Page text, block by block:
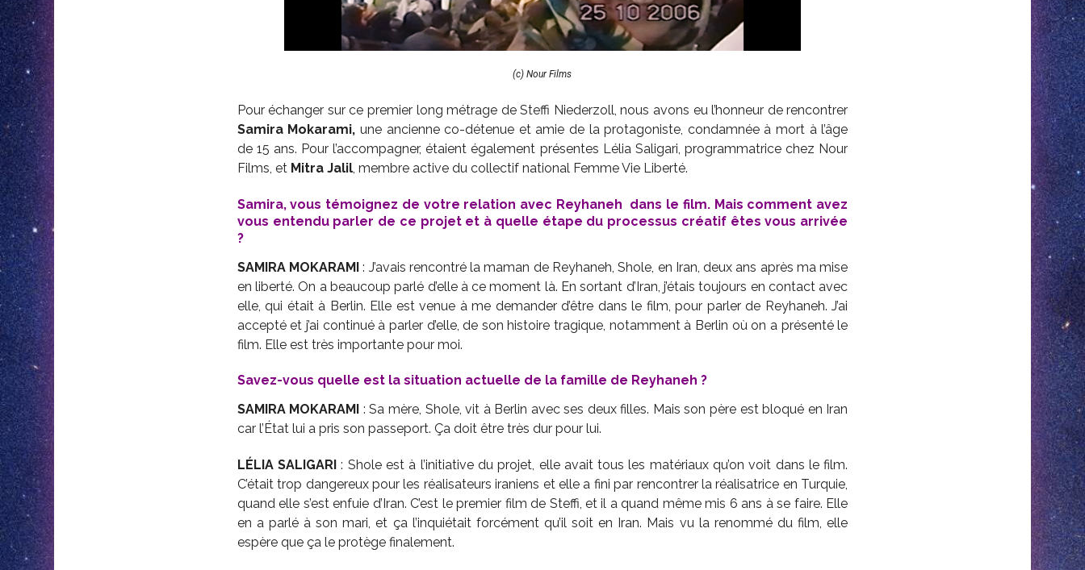
(c) Nour Films
Pour échanger sur ce premier long métrage de Steffi Niederzoll, nous avons eu l’honneur de rencontrer
Samira Mokarami, une ancienne co-détenue et amie de la protagoniste, condamnée à mort à l’âge
de 15 ans. Pour l’accompagner, étaient également présentes Lélia Saligari, programmatrice chez Nour
Films, et Mitra Jalil, membre active du collectif national Femme Vie Liberté.
Samira, vous témoignez de votre relation avec Reyhaneh dans le film. Mais comment avez
vous entendu parler de ce projet et à quelle étape du processus créatif êtes vous arrivée
?
SAMIRA MOKARAMI: J’avais rencontré la maman de Reyhaneh, Shole, en Iran, deux ans après ma mise
en liberté. On a beaucoup parlé d’elle à ce moment là. En sortant d’Iran, j’étais toujours en contact avec
elle, qui était à Berlin. Elle est venue à me demander d’être dans le film, pour parler de Reyhaneh. J’ai
accepté et j’ai continué à parler d’elle, de son histoire tragique, notamment à Berlin où on a présenté le
film. Elle est très importante pour moi.
Savez-vous quelle est la situation actuelle de la famille de Reyhaneh ?
SAMIRA MOKARAMI
: Sa mère, Shole, vit à Berlin avec ses deux filles. Mais son père est bloqué en Iran
car l’État lui a pris son passeport. Ça doit être très dur pour lui.
L É LIA SALIGARI : Shole est à l’initiative du projet, elle avait tous les matériaux qu’on voit dans le film.
C’était trop dangereux pour les réalisateurs iraniens et elle a fini par rencontrer la réalisatrice en Turquie,
quand elle s’est enfuie d’Iran. C’est le premier film de Steffi, et il a quand même mis 6 ans à se faire. Elle
en a parlé à son mari, et ça l’inquiétait forcément qu’il soit en Iran. Mais vu la renommé du film, elle
espère que ça le protège finalement.